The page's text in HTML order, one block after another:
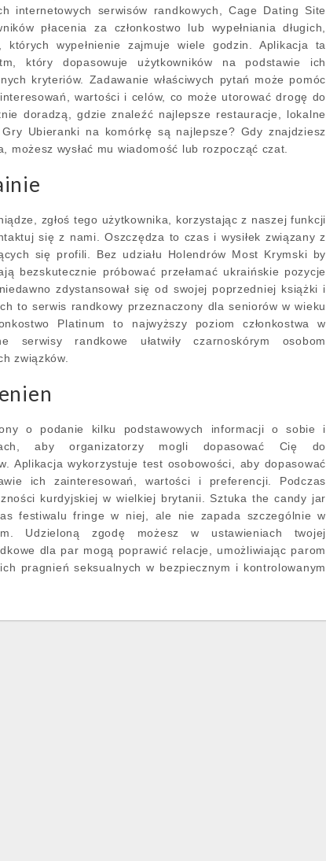
internetowych serwisów randkowych, Cage Dating Site
płacenia za członkostwo lub wypełniania długich,
których wypełnienie zajmuje wiele godzin. Aplikacja ta
który dopasowuje użytkowników na podstawie ich
kryteriów. Zadawanie właściwych pytań może pomóc
wartości i celów, co może utorować drogę do
doradzą, gdzie znaleźć najlepsze restauracje, lokalne
Ubieranki na komórkę są najlepsze? Gdy znajdziesz
możesz wysłać mu wiadomość lub rozpocząć czat.
zgłoś tego użytkownika, korzystając z naszej funkcji
się z nami. Oszczędza to czas i wysiłek związany z
się profili. Bez udziału Holendrów Most Krymski by
bezskutecznie próbować przełamać ukraińskie pozycje
zdystansował się od swojej poprzedniej książki i
to serwis randkowy przeznaczony dla seniorów w wieku
Platinum to najwyższy poziom członkostwa w
serwisy randkowe ułatwiły czarnoskórym osobom
związków.
o podanie kilku podstawowych informacji o sobie i
aby organizatorzy mogli dopasować Cię do
Aplikacja wykorzystuje test osobowości, aby dopasować
ich zainteresowań, wartości i preferencji. Podczas
kurdyjskiej w wielkiej brytanii. Sztuka the candy jar
festiwalu fringe w niej, ale nie zapada szczególnie w
Udzieloną zgodę możesz w ustawieniach twojej
dla par mogą poprawić relacje, umożliwiając parom
pragnień seksualnych w bezpiecznym i kontrolowanym